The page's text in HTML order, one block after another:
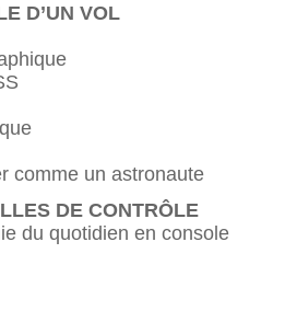
D’UN VOL
comme un astronaute
DE CONTRÔLE
du quotidien en console